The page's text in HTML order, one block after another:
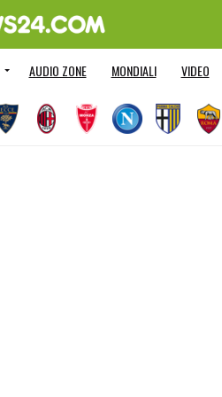
AUDIO ZONE MONDIALI VIDEO